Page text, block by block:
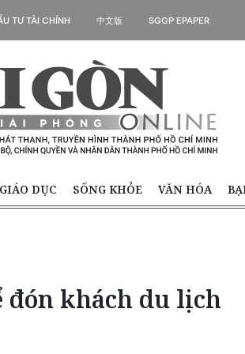
TƯ TÀI CHÍNH 中文版 SGGP EPAPER
GIÁO DỤC SỐNG KHỎE VĂN HÓA
đón khách du lịch